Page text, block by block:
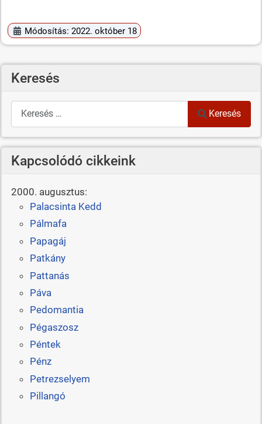
Módosítás: 2022. október 18
Keresés
Keresés
Keresés
Kapcsolódó cikkeink
2000. augusztus:
Palacsinta Kedd
Pálmafa
Papagáj
Patkány
Pattanás
Páva
Pedomantia
Pégaszosz
Péntek
Pénz
Petrezselyem
Pillangó